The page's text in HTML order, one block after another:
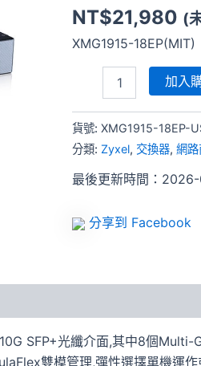
NT$21,980 (
XMG1915-18EP(MIT)
◢XMG1915-
18EP(MIT)
數
加入
貨號:XMG1915-18EP-
分類:Zyxel, 交換器,網
最後更新時間：
分享到 Facebook
SFP+光纖介面,其中8個Multi-
雙模管理,彈性選擇單機運